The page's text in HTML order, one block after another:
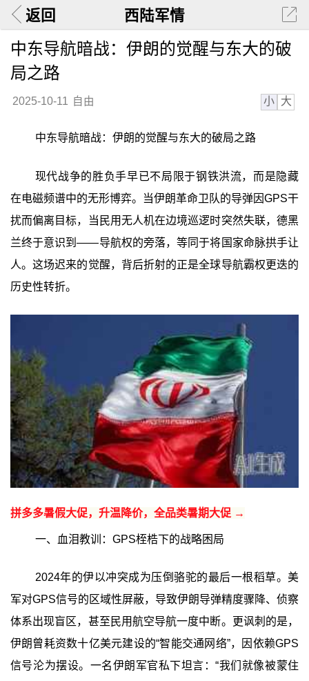
返回 西陆军情
中东导航暗战：伊朗的觉醒与东大的破
局之路
2025-10-11 自由 小 大
中东导航暗战：伊朗的觉醒与东大的破局之路
现代战争的胜负手早已不局限于钢铁洪流，而是隐藏
在电磁频谱中的无形博弈。当伊朗革命卫队的导弹因GPS干
扰而偏离目标，当民用无人机在边境巡逻时突然失联，德黑
兰终于意识到——导航权的旁落，等同于将国家命脉拱手让
人。这场迟来的觉醒，背后折射的正是全球导航霸权更迭的
历史性转折。
拼多多暑假大促，升温降价，全品类暑期大促 →
一、血泪教训：GPS桎梏下的战略困局
2024年的伊以冲突成为压倒骆驼的最后一根稻草。美
军对GPS信号的区域性屏蔽，导致伊朗导弹精度骤降、侦察
体系出现盲区，甚至民用航空导航一度中断。更讽刺的是，
伊朗曾耗资数十亿美元建设的“智能交通网络”，因依赖GPS
信号沦为摆设。一名伊朗军官私下坦言：“我们就像被蒙住